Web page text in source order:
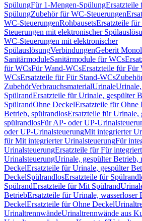
SpülungFür 1-Mengen-SpülungErsatzteile
SpülungZubehör für WC-Steuerungen
WC-SteuerungenRohbausetsErsatzteile für
Steuerungen mit elektronischer
WC-Steuerungen mit elektronischer
SpülauslösungVerbindungenGeberit
SanitärmoduleSanitärmodule für WCs
für WCsFür Wand-WCsErsatzteile für Für
WCsErsatzteile für Für Stand-WCs
ZubehörVerbrauchsmaterialUrinale
SpülrandErsatzteile für Urinale, gespülter
SpülrandOhne DeckelErsatzteile für Ohne
Betrieb, spülrandlosErsatzteile für Urinale,
spülrandlosFür AP- oder UP-
oder UP-UrinalsteuerungMit integrierter
für Mit integrierter UrinalsteuerungFür
UrinalsteuerungErsatzteile für Für
UrinalsteuerungUrinale, gespülter Betrieb,
DeckelErsatzteile für Urinale, gespülter
DeckelSpülrandlosErsatzteile für
SpülrandErsatzteile für Mit Spülrand
BetriebErsatzteile für Urinale, wasserloser
DeckelErsatzteile für Ohne Deckel
UrinaltrennwändeUrinaltrennwände aus